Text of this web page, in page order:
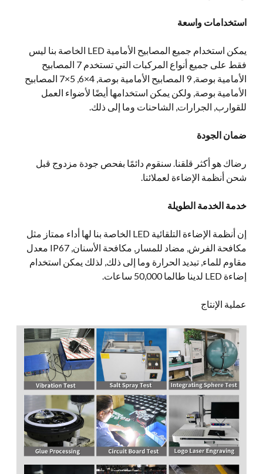
استخدامات واسعة
يمكن استخدام جميع المصابيح الأمامية LED الخاصة بنا ليس
فقط على جميع أنواع المركبات التي تستخدم 7 المصابيح
الأمامية بوصة, 9 المصابيح الأمامية بوصة, 4×6, 5×7 المصابيح
الأمامية بوصة, ولكن يمكن استخدامها أيضًا لأضواء العمل
للقوارب, الجرارات, الشاحنات وما إلى ذلك.
ضمان الجودة
رضاك هو أكثر قلقنا. سنقوم دائمًا بفحص جودة مزدوج قبل
شحن أنظمة الإضاءة لعملائنا.
خدمة الخدمة الطويلة
إن أنظمة الإضاءة التلقائية LED الخاصة بنا لها أداء ممتاز مثل
مكافحة الفرش, مضاد للمسار, مكافحة الأسنان, IP67 معدل
مقاوم للماء, تبديد الحرارة وما إلى ذلك, لذلك يمكن استخدام
إضاءة LED لدينا طالما 50,000 ساعات.
عملية الإنتاج